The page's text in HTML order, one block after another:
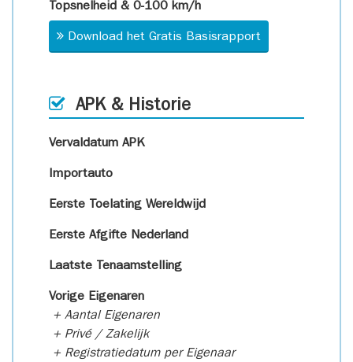
Topsnelheid & 0-100 km/h
Download het Gratis Basisrapport
APK & Historie
Vervaldatum APK
Importauto
Eerste Toelating Wereldwijd
Eerste Afgifte Nederland
Laatste Tenaamstelling
Vorige Eigenaren
+ Aantal Eigenaren
+ Privé / Zakelijk
+ Registratiedatum per Eigenaar